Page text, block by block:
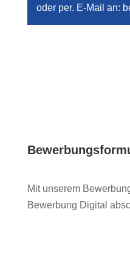
oder per. E-Mail an:
Mit unserem
Bewerbung Digital